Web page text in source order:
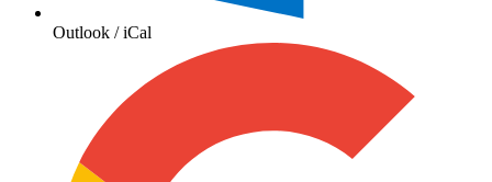
Outlook / iCal